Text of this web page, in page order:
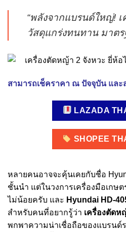
“พลังจากแบรนด์ใหญ่! เ
วัสดุแกร่งทนทาน มาตร
สามารถเช็คราคา ณ ปัจจุบัน และ
LAZADA
SHOPEE
หลายคนอาจจะคุ้นเคยกับชื่อ
ชั้นนำ แต่ในวงการเครื่องมือเกษ
ไม่น้อยครับ และ Hyundai HD-
สำหรับคนที่อยากรู้ว่า เครื่องตัดห
พกพาความน่าเชื่อถือของแบรนด์